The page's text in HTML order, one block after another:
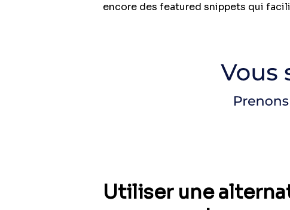
encore des featured snippets qui
Utiliser une